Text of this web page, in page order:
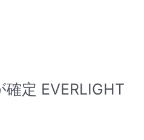
定 EVERLIGHT